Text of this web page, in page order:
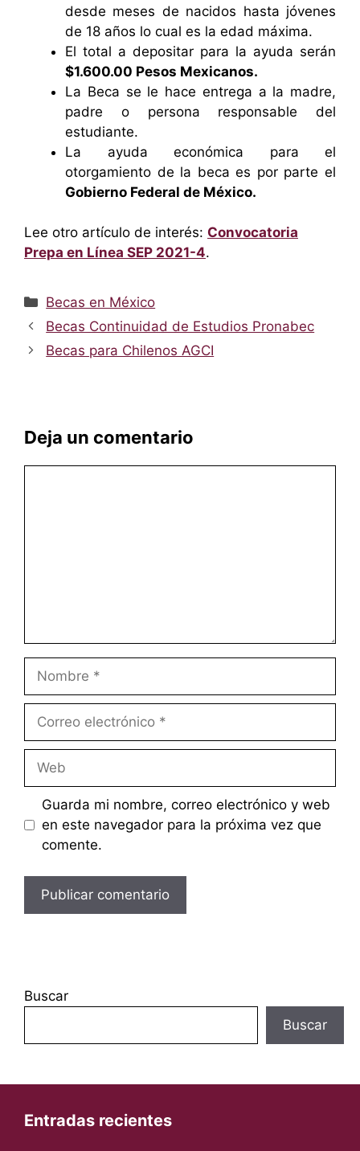
desde meses de nacidos hasta jóvenes
de 18 años lo cual es la edad máxima.
El total a depositar para la ayuda serán
$1.600.00 Pesos Mexicanos.
La Beca se le hace entrega a la madre,
padre o persona responsable del
estudiante.
La ayuda económica para el
otorgamiento de la beca es por parte el
Gobierno Federal de México.
Lee otro artículo de interés: Convocatoria
Prepa en Línea SEP 2021-4.
Categorías
Becas en México
Becas Continuidad de Estudios Pronabec
Becas para Chilenos AGCI
Deja un comentario
Nombre
Correo
Web
Guarda mi nombre, correo electrónico y web
en este navegador para la próxima vez que
comente.
Buscar
Buscar
Entradas recientes